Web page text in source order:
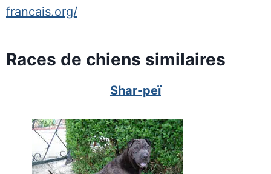
francais.org/
Races de chiens similaires
Shar-peï